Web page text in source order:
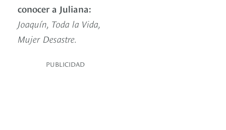
conocer a Juliana:
Joaquín, Toda la Vida,
Mujer Desastre.
PUBLICIDAD